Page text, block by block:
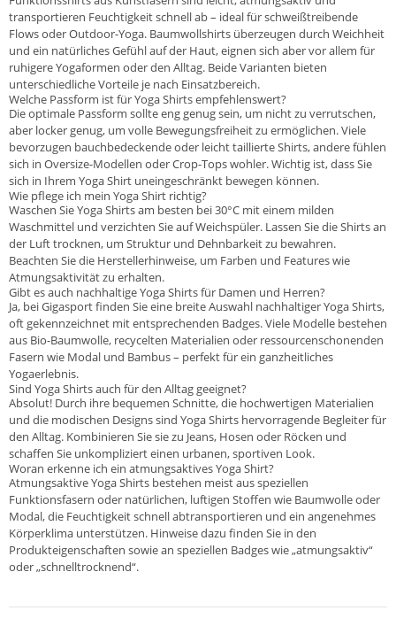
transportieren Feuchtigkeit schnell ab – ideal für schweißtreibende
Flows oder Outdoor-Yoga. Baumwollshirts überzeugen durch Weichheit
und ein natürliches Gefühl auf der Haut, eignen sich aber vor allem für
ruhigere Yogaformen oder den Alltag. Beide Varianten bieten
unterschiedliche Vorteile je nach Einsatzbereich.
Welche Passform ist für Yoga Shirts empfehlenswert?
Die optimale Passform sollte eng genug sein, um nicht zu verrutschen,
aber locker genug, um volle Bewegungsfreiheit zu ermöglichen. Viele
bevorzugen bauchbedeckende oder leicht taillierte Shirts, andere fühlen
sich in Oversize-Modellen oder Crop-Tops wohler. Wichtig ist, dass Sie
sich in Ihrem Yoga Shirt uneingeschränkt bewegen können.
Wie pflege ich mein Yoga Shirt richtig?
Waschen Sie Yoga Shirts am besten bei 30°C mit einem milden
Waschmittel und verzichten Sie auf Weichspüler. Lassen Sie die Shirts an
der Luft trocknen, um Struktur und Dehnbarkeit zu bewahren.
Beachten Sie die Herstellerhinweise, um Farben und Features wie
Atmungsaktivität zu erhalten.
Gibt es auch nachhaltige Yoga Shirts für Damen und Herren?
Ja, bei Gigasport finden Sie eine breite Auswahl nachhaltiger Yoga Shirts,
oft gekennzeichnet mit entsprechenden Badges. Viele Modelle bestehen
aus Bio-Baumwolle, recycelten Materialien oder ressourcenschonenden
Fasern wie Modal und Bambus – perfekt für ein ganzheitliches
Yogaerlebnis.
Sind Yoga Shirts auch für den Alltag geeignet?
Absolut! Durch ihre bequemen Schnitte, die hochwertigen Materialien
und die modischen Designs sind Yoga Shirts hervorragende Begleiter für
den Alltag. Kombinieren Sie sie zu Jeans, Hosen oder Röcken und
schaffen Sie unkompliziert einen urbanen, sportiven Look.
Woran erkenne ich ein atmungsaktives Yoga Shirt?
Atmungsaktive Yoga Shirts bestehen meist aus speziellen
Funktionsfasern oder natürlichen, luftigen Stoffen wie Baumwolle oder
Modal, die Feuchtigkeit schnell abtransportieren und ein angenehmes
Körperklima unterstützen. Hinweise dazu finden Sie in den
Produkteigenschaften sowie an speziellen Badges wie „atmungsaktiv“
oder „schnelltrocknend“.